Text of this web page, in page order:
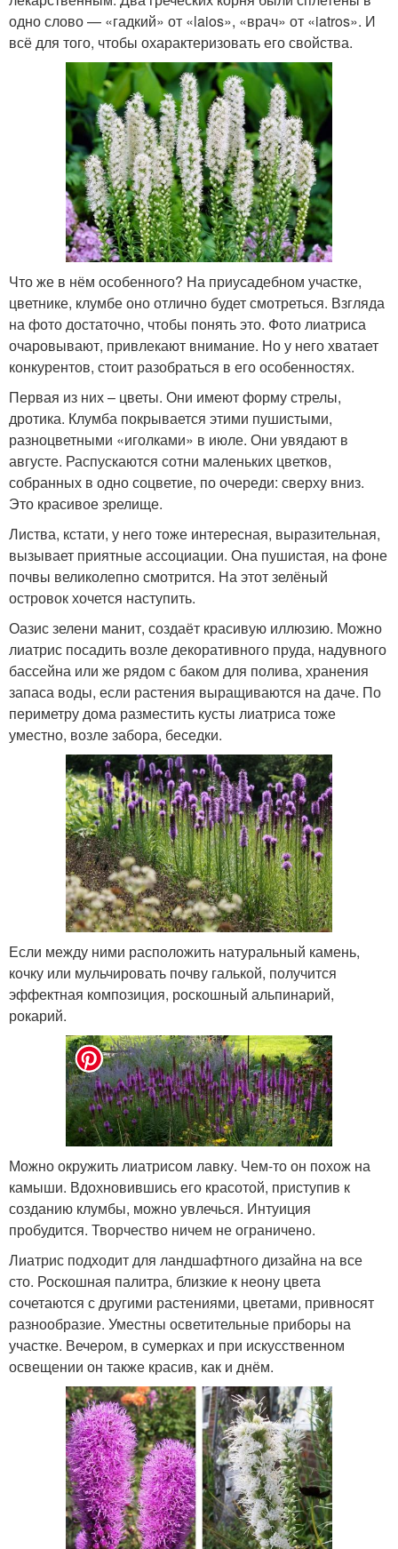
одно слово — «гадкий» от «laios», «врач» от «iatros». И
всё для того, чтобы охарактеризовать его свойства.
Что же в нём особенного? На приусадебном участке,
цветнике, клумбе оно отлично будет смотреться. Взгляда
на фото достаточно, чтобы понять это. Фото лиатриса
очаровывают, привлекают внимание. Но у него хватает
конкурентов, стоит разобраться в его особенностях.
Первая из них – цветы. Они имеют форму стрелы,
дротика. Клумба покрывается этими пушистыми,
разноцветными «иголками» в июле. Они увядают в
августе. Распускаются сотни маленьких цветков,
собранных в одно соцветие, по очереди: сверху вниз.
Это красивое зрелище.
Листва, кстати, у него тоже интересная, выразительная,
вызывает приятные ассоциации. Она пушистая, на фоне
почвы великолепно смотрится. На этот зелёный
островок хочется наступить.
Оазис зелени манит, создаёт красивую иллюзию. Можно
лиатрис посадить возле декоративного пруда, надувного
бассейна или же рядом с баком для полива, хранения
запаса воды, если растения выращиваются на даче. По
периметру дома разместить кусты лиатриса тоже
уместно, возле забора, беседки.
Если между ними расположить натуральный камень,
кочку или мульчировать почву галькой, получится
эффектная композиция, роскошный альпинарий,
рокарий.
Можно окружить лиатрисом лавку. Чем-то он похож на
камыши. Вдохновившись его красотой, приступив к
созданию клумбы, можно увлечься. Интуиция
пробудится. Творчество ничем не ограничено.
Лиатрис подходит для ландшафтного дизайна на все
сто. Роскошная палитра, близкие к неону цвета
сочетаются с другими растениями, цветами, привносят
разнообразие. Уместны осветительные приборы на
участке. Вечером, в сумерках и при искусственном
освещении он также красив, как и днём.